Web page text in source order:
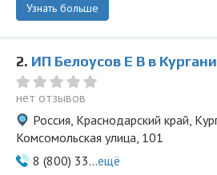
Узнать больше
2. ИП Белоусов Е В в Курганинске - представитель ООО
нет отзывов
Россия, Краснодарский край,
Комсомольская улица, 101
8 (800) 33...ещё